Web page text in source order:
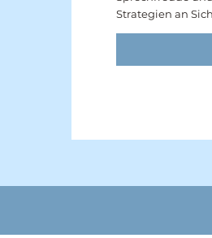
Strategien an